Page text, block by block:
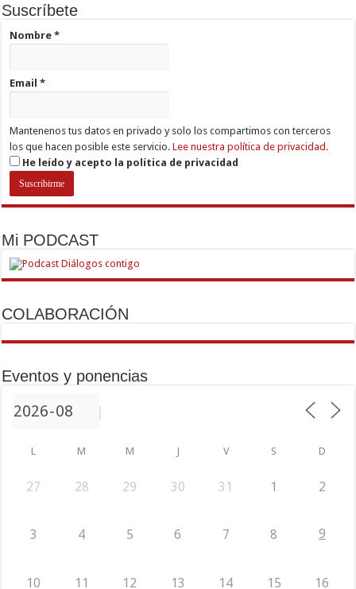
Suscríbete
Nombre*
Email*
Mantenenos tus datos en privado y solo los compartimos con terceros
los que hacen posible este servicio.Lee nuestra política de privacidad.
He leído y acepto la política de privacidad
Mi PODCAST
COLABORACIÓN
Eventos y ponencias
L M M J V S D
27 28 29 30 31 1 2
3 4 5 6 7 8 9
10 11 12 13 14 15 16